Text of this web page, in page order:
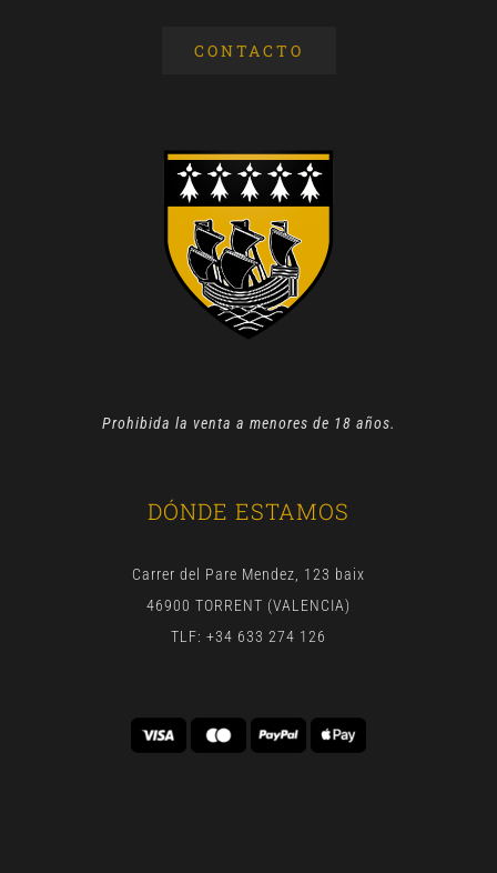
CONTACTO
Prohibida la venta a menores de 18 años.
DÓNDE ESTAMOS
Carrer del Pare Mendez, 123 baix
46900 TORRENT (VALENCIA)
TLF: +34 633 274 126